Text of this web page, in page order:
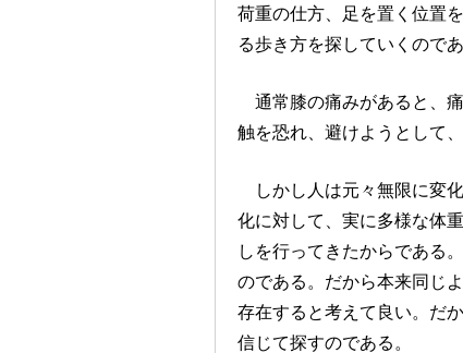
荷重の仕方、足を置く位置
る歩き方を探していくのであ
通常膝の痛みがあると、
触を恐れ、避けようとして
しかし人は元々無限に変
化に対して、実に多様な体
しを行ってきたからである
のである。だから本来同じ
存在すると考えて良い。だ
信じて探すのである。